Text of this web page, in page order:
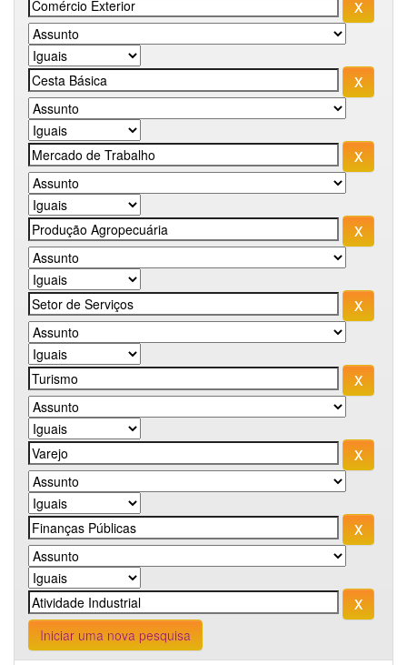
Iniciar uma nova pesquisa